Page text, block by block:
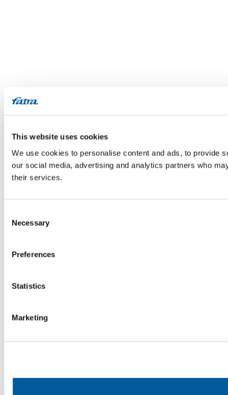
This website uses cookies
We use cookies to personalise content and ads, to provide
our social media, advertising and analytics partners who
their services.
Selection
Necessary
Preferences
Statistics
Marketing